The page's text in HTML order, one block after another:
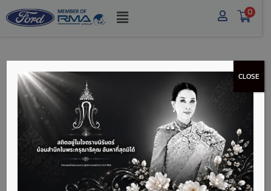
0
รีวิว NEXT GEN
RANGER XL+ กระบะเกิด
มาอึด
CLOSE